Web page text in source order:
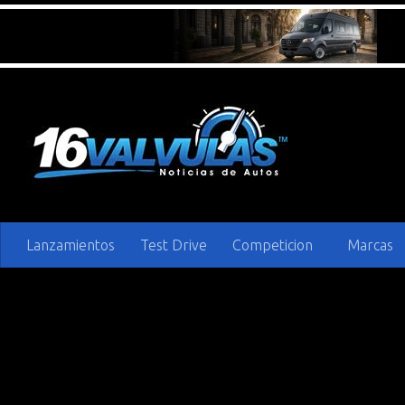
Lanzamientos Test Drive Competicion Marcas